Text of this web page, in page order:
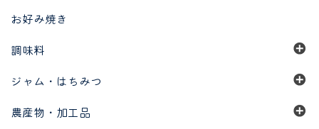
お好み焼き
調味料
ジャム・はちみつ
農産物・加工品